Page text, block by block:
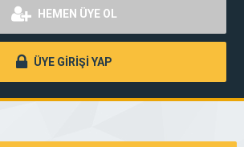
HEMEN ÜYE OL
ÜYE GİRİŞİ YAP